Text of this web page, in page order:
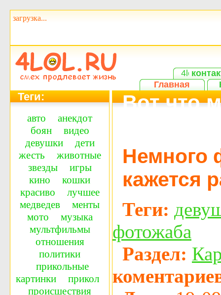
загрузка...
Главная
Теги:
авто
анекдот
боян
видео
девушки
дети
жесть
животные
звезды
игры
кино
кошки
красиво
лучшее
медведев
менты
мото
музыка
мультфильмы
отношения
политики
прикольные
картинки
прикол
происшествия
Вот что
Немного
кажется
Теги:
фотожаба
Раздел: